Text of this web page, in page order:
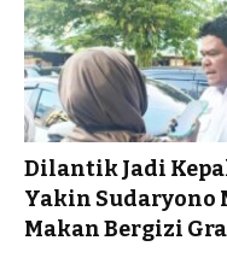
Dilantik Jadi
Yakin Sudaryono
Makan Bergizi